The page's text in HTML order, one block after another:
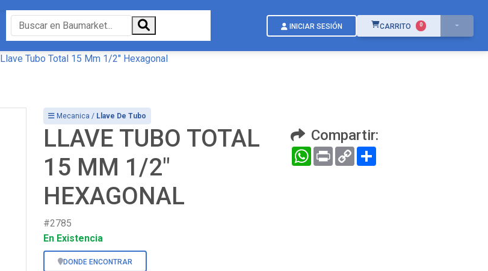
INICIAR SESIÓN CARRITO 0ÍTEMS EN EL CARRITO
Llave Tubo Total 15 Mm 1/2" Hexagonal
Mecanica / Llave De Tubo
LLAVE TUBO TOTAL
15 MM 1/2"
HEXAGONAL
#2785
En Existencia
DONDE ENCONTRAR
Compartir:
WhatsApp
Print Copy
Link